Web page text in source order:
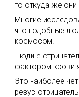
то откуда же они
Многие
что подобные
космосом.
Люди с
фактором крови
Это наиболее
резус-